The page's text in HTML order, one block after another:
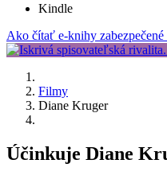
Kindle
Ako čítať e-knihy
Filmy
Diane Kruger
Účinkuje Diane